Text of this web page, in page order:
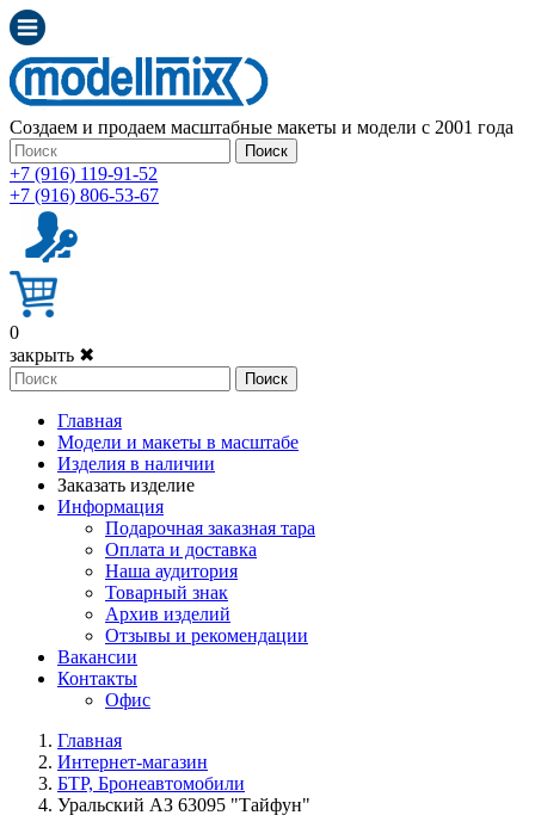
Создаем и продаем масштабные макеты и модели с 2001 года
Поиск
+7 (916) 119-91-52
+7 (916) 806-53-67
0
закрыть ✖
Поиск
Главная
Модели и макеты в масштабе
Изделия в наличии
Заказать изделие
Информация
Подарочная заказная тара
Оплата и доставка
Наша аудитория
Товарный знак
Архив изделий
Отзывы и рекомендации
Вакансии
Контакты
Офис
Главная
Интернет-магазин
БТР, Бронеавтомобили
Уральский АЗ 63095 "Тайфун"